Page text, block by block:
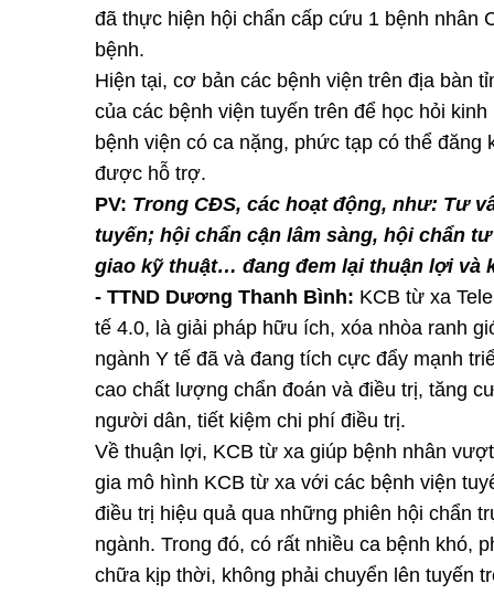
đã thực hiện hội chẩn cấp cứu 1 bệnh nhân
bệnh.
Hiện tại, cơ bản các bệnh viện trên địa bàn
của các bệnh viện tuyến trên để học hỏi
bệnh viện có ca nặng, phức tạp có thể
được hỗ trợ.
PV: Trong CĐS, các hoạt động, như: Tư
tuyến; hội chẩn cận lâm sàng, hội chẩn
giao kỹ thuật… đang đem lại thuận lợi và
- TTND Dương Thanh Bình: KCB từ xa
tế 4.0, là giải pháp hữu ích, xóa nhòa ranh
ngành Y tế đã và đang tích cực đẩy mạnh
cao chất lượng chẩn đoán và điều trị, tăng
người dân, tiết kiệm chi phí điều trị.
Về thuận lợi, KCB từ xa giúp bệnh nhân
gia mô hình KCB từ xa với các bệnh viện
điều trị hiệu quả qua những phiên hội chẩn
ngành. Trong đó, có rất nhiều ca bệnh khó,
chữa kịp thời, không phải chuyển lên tuyến